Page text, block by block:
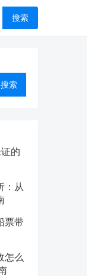
搜索
搜索
的
：从
票带
怎么